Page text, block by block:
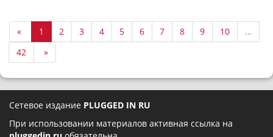
« 1 2 3 4 5 6 7 8 9 10
…
42
»
Сетевое издание PLUGGED IN RU
При использовании материалов активная ссылка на